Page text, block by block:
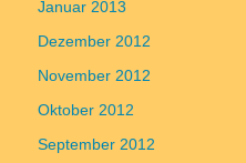
Januar 2013
Dezember 2012
November 2012
Oktober 2012
September 2012